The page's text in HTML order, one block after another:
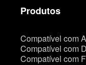
Produtos
Compatível com
Compatível com
Compatível com